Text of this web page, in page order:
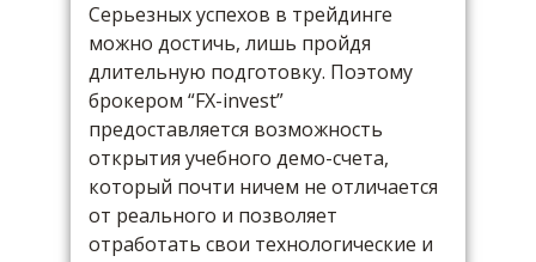
Серьезных успехов в трейдинге
можно достичь, лишь пройдя
длительную подготовку. Поэтому
брокером “FX-invest”
предоставляется возможность
открытия учебного демо-счета,
который почти ничем не отличается
от реального и позволяет
отработать свои технологические и